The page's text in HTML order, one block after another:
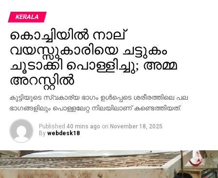
KERALA
കൊച്ചിയില്‍ നാല്
വയസ്സുകാരിയെ ചട്ടുകം
ചൂടാക്കി പൊള്ളിച്ചു; അമ്മ
അറസ്റ്റില്‍
കുട്ടിയുടെ സ്വകാര്യ ഭാഗം ഉള്‍പ്പെടെ ശരീരത്തിലെ പല
ഭാഗങ്ങളിലും പൊള്ളലേറ്റ നിലയിലാണ് കണ്ടെത്തിയത്.
Published 40 mins ago on November 18, 2025
By webdesk18